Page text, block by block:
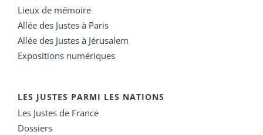
Lieux de mémoire
Allée des Justes à Paris
Allée des Justes à Jérusalem
Expositions numériques
LES JUSTES PARMI LES NATIONS
Les Justes de France
Dossiers